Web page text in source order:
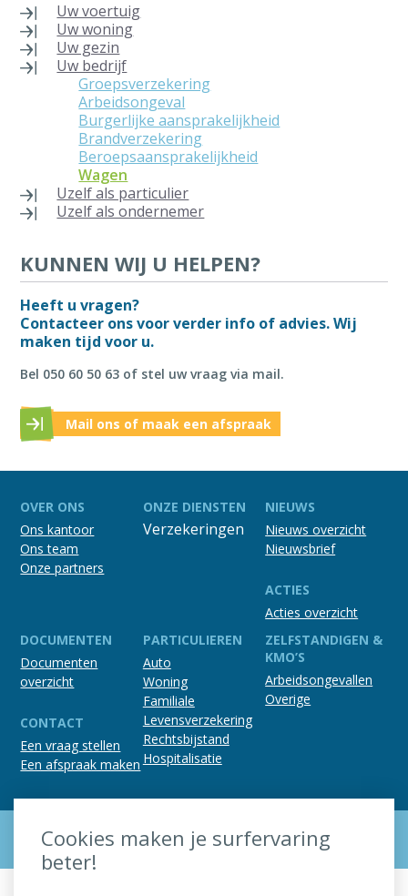
Uw voertuig
Uw woning
Uw gezin
Uw bedrijf
Groepsverzekering
Arbeidsongeval
Burgerlijke aansprakelijkheid
Brandverzekering
Beroepsaansprakelijkheid
Wagen
Uzelf als particulier
Uzelf als ondernemer
KUNNEN WIJ U HELPEN?
Heeft u vragen?
Contacteer ons voor verder info of advies. Wij
maken tijd voor u.
Bel 050 60 50 63 of stel uw vraag via mail.
Mail ons of maak een afspraak
OVER ONS
Ons kantoor
Ons team
Onze partners
ONZE DIENSTEN
Verzekeringen
NIEUWS
Nieuws overzicht
Nieuwsbrief
ACTIES
Acties overzicht
DOCUMENTEN
Documenten
overzicht
CONTACT
Een vraag stellen
Een afspraak maken
PARTICULIEREN
Auto
Woning
Familiale
Levensverzekering
Rechtsbijstand
Hospitalisatie
ZELFSTANDIGEN &
KMO’S
Arbeidsongevallen
Overige
Verzekeringsmakelaar JOHAN BEKE // Gemeenteplein 24 // 8300
Knokke-Heist // T. +32 (0)50 60 50 63 //johan@bekejohan.be
Cookies maken je surfervaring
beter!